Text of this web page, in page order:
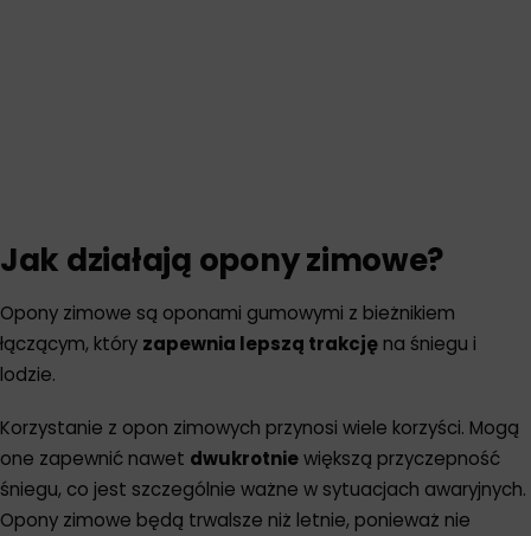
Jak działają opony zimowe?
Opony zimowe są oponami gumowymi z bieżnikiem
łączącym, który zapewnia lepszą trakcję na śniegu i
lodzie.
Korzystanie z opon zimowych przynosi wiele korzyści. Mogą
one zapewnić nawet dwukrotniewiększą przyczepność
śniegu, co jest szczególnie ważne w sytuacjach awaryjnych.
Opony zimowe będą trwalsze niż letnie, ponieważ nie